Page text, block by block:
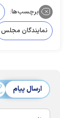
برچسب‌ها:
نمایندگان مجلس
ارسال پیام